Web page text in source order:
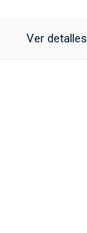
Ver detalles